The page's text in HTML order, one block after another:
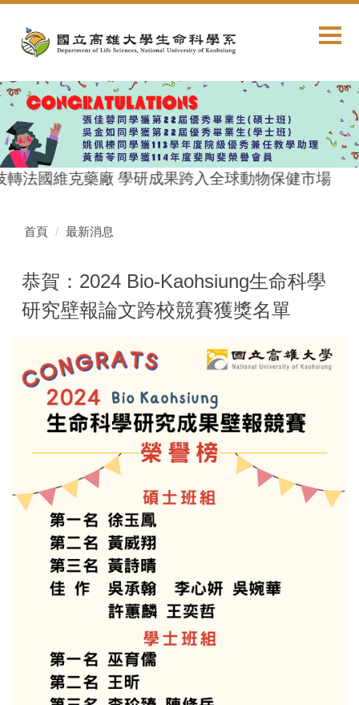
內
容
區
法國維克藥廠 學研成果跨入全球動物保健市場
首頁 最新消息
恭賀：2024 Bio-Kaohsiung生命科學
研究壁報論文跨校競賽獲獎名單